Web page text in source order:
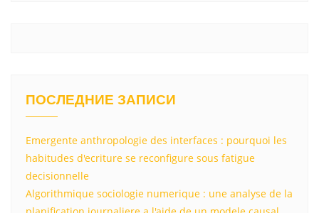
ПОСЛЕДНИЕ ЗАПИСИ
Emergente anthropologie des interfaces : pourquoi les
habitudes d'ecriture se reconfigure sous fatigue
decisionnelle
Algorithmique sociologie numerique : une analyse de la